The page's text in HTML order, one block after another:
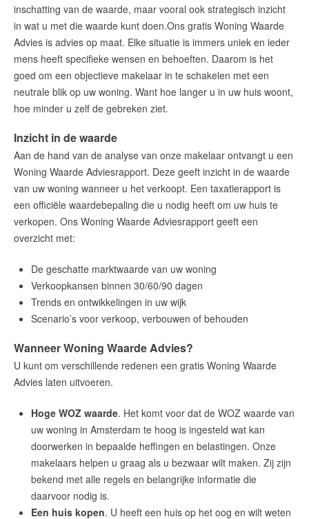
Huis kopen
Uw huis verhuren
Onze diensten
Contact
Word jij onze nieuwe makelaar?
Woning Waarde Adviesdagen
De waarde van uw woning
Blog
De Amsterdamse woningmarkt
Lees de blog vanRedactie Makelaars van
Amsterdam
Makelaars van Amsterdam
+31 (0)20 333 11 10
English?
inschatting van de waarde, maar vooral ook strategisch inzicht
in wat u met die waarde kunt doen.Ons gratis Woning Waarde
Advies is advies op maat. Elke situatie is immers uniek en ieder
mens heeft specifieke wensen en behoeften. Daarom is het
goed om een objectieve makelaar in te schakelen met een
neutrale blik op uw woning. Want hoe langer u in uw huis woont,
hoe minder u zelf de gebreken ziet.
Inzicht in de waarde
Aan de hand van de analyse van onze makelaar ontvangt u een
Woning Waarde Adviesrapport. Deze geeft inzicht in de waarde
van uw woning wanneer u het verkoopt. Een taxatierapport is
een officiële waardebepaling die u nodig heeft om uw huis te
verkopen. Ons Woning Waarde Adviesrapport geeft een
overzicht met:
De geschatte marktwaarde van uw woning
Verkoopkansen binnen 30/60/90 dagen
Trends en ontwikkelingen in uw wijk
Scenario’s voor verkoop, verbouwen of behouden
Wanneer Woning Waarde Advies?
U kunt om verschillende redenen een gratis Woning Waarde
Advies laten uitvoeren.
Hoge WOZ waarde. Het komt voor dat de WOZ waarde van
uw woning in Amsterdam te hoog is ingesteld wat kan
doorwerken in bepaalde heffingen en belastingen. Onze
makelaars helpen u graag als u bezwaar wilt maken. Zij zijn
bekend met alle regels en belangrijke informatie die
daarvoor nodig is.
Een huis kopen. U heeft een huis op het oog en wilt weten